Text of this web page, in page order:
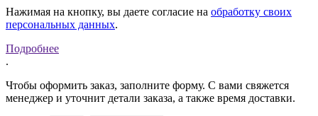
Нажимая на кнопку, вы даете согласие на обработку своих
персональных данных.
Подробнее
.
Чтобы оформить заказ, заполните форму. С вами свяжется
менеджер и уточнит детали заказа, а также время доставки.